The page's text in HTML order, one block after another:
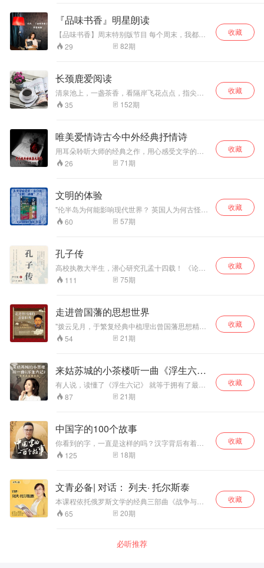
诺，没有忘记曾经
是一名孩子时的感
动。尚龙老师通过
解读《小王子》与
你分享。找回我们
就离不开经典带来的力量。 这些名家凭借个人多
年的积累和感悟，他们掌握了轻松读透经典的方
法，40本横跨文学、哲学、心理学、历史学等多
个领域的经典图书，会在有限的时间，帮你快速
汲取“精神母乳”的养分。 聆听名家的声音，体味
『品味书香』明星朗读
【品味书香】周末特别版节目 每个周末，我都会
邀请一位明星朗读者，与您共同分享一本书。
29 82期
收藏
长颈鹿爱阅读
清泉池上，一盏茶香，看隔岸飞花点点，指尖舞
起，醉了琴弦。
35 152期
收藏
唯美爱情诗古今中外经典抒情诗
用耳朵聆听大师的经典之作，用心感受文学的魅
力 26 71期
收藏
文明的体验
"伦半岛为何能影响现代世界？ 英国人为何古怪、
自嘲、难以捉摸？ 英国人为何虚伪：相信平等，
却在奴隶贸易中扮演了重要的角色？ 本书是英国
多年的观察和体验，以亲历者的身份解读英国社
会和英国人。 从法律、政治、经济等维度了解英
国的“进化历程”，探索曾经的“日不落帝国”。以亲
历者的身份解读英国人的虚伪与虔诚、幽默与哀
60 57期
收藏
孔子传
高校执教大半生，潜心研究孔孟十四载！ 《论语
译注评》《孟子译注评》《大学·中庸译注评》作
者，著名学者毕宝魁倾心为孔子立传！ 中国现代
系统还原历史中真实的孔子！ 至圣先师 万世师表
真正走进孔子的内心世界，还原孔子入世进取的
鲜活形象，观照我们现实的言行与人生选择。 打
破对孔子的平面认知、孤立解读，打破刻板印
象，全面了解一个有血有肉的圣人，走进孔子的
秋时代，深切体悟儒家思想。 全景式地呈现孔子
一生的行迹以及周游列国、教书育人的图景和初
衷，涉及孔子及其弟子的言行、思想以及春秋时
期的历史事件，并选入了《论语》中的部分章
本书在相关情节中轻轻点出，令人信服，为孔子
此书中无揭示者，此书为新见且合乎逻辑与情
理。阅读此书对于理解《论语》将有极大补益。
准备了将近四十年的书。 这是一部关于孔子的历
史传记作品。 作者毕宝魁梳理了古代典籍中有关
孔子生平事迹的相关著述，以传记体的形式和简
明浅近的语言，系统地书写了孔子的一生，力图
从而观照现实中我们自身的言行。 作者在高校讲
授古代文学并潜心于孔孟研究多年，出版孔孟相
111 75期
收藏
走进曾国藩的思想世界
"拨云见月，于繁复经典中梳理出曾国藩思想精髓
高度提炼，系统阐述，全面展示曾国藩的人生经
验 学习曾国藩的慎独功夫，帮助逆袭人生困境与
54 21期
收藏
来姑苏城的小茶楼听一曲《浮生六
记》
有人说，读懂了《浮生六记》 就等于拥有了最好
的爱情，此生足矣 200前的苏州 布衣文人沈复把
和妻子芸娘的故事著成书 问世百年，畅销300万
说：芸娘是中国文学史上最可爱的女人。 季羡林
说：那一部（浮生六记）是贵在心灵之自由的记
录。 还有人说：女人最高的三层境界：真实、通
透和慈悲。芸娘完全能成为这种女人的典范
87 21期
收藏
中国字的100个故事
你看到的字，一直是这样的吗？汉字背后有着什
么样的有趣故事？汉字，美在哪里？一笔一划，
构成中国字；一撇一捺，成就中国人。点墨之
125 18期
收藏
文青必备| 对话： 列夫· 托尔斯泰
本课程依托俄罗斯文学的经典三部曲《战争与和
平》，《安娜卡列尼娜》，《复活》三部曲解读
列夫托尔斯泰的伟大之处。 本门课程将围绕两大
史更迭及其背景下的人物精神面貌； 2、作者
线：紧扣文本故事，寻觅托尔斯泰复杂的精神脉
65 20期
收藏
必听推荐